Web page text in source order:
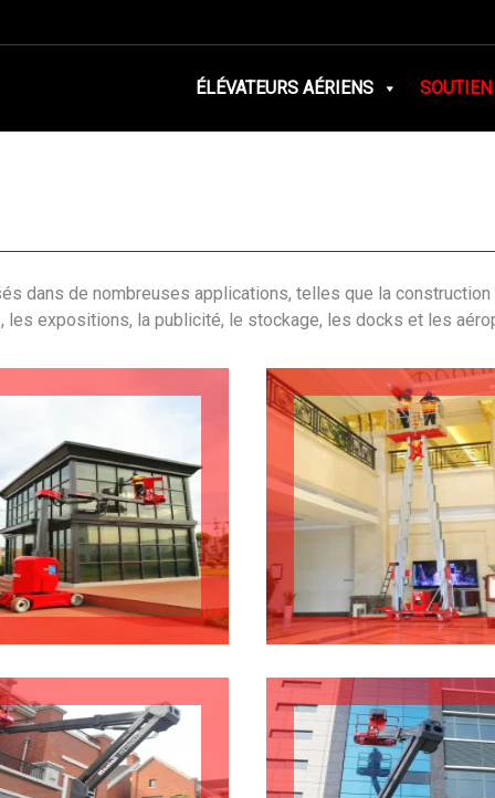
ÉLÉVATEURS AÉRIENS SOUTIEN
dans de nombreuses applications, telles que la
les expositions, la publicité, le stockage, les docks et les
en entrepôt Nettoyage